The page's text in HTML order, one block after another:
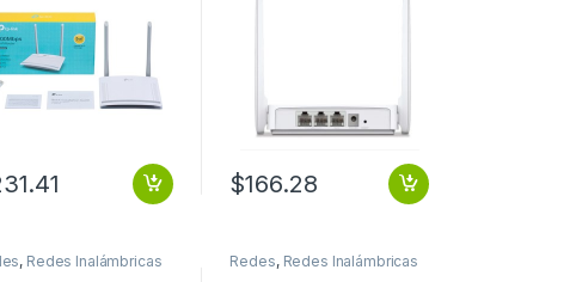
$166.28
, Redes Inalámbricas Redes, Redes Inalámbricas